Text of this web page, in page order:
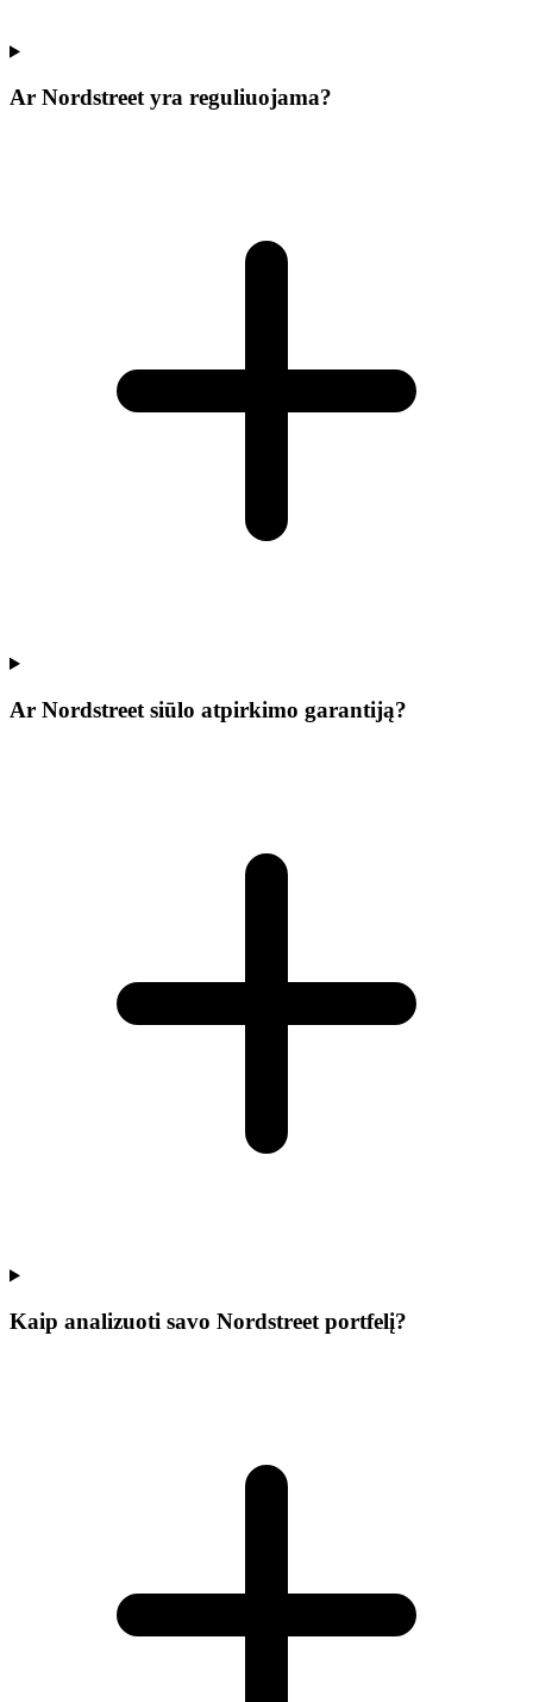
Ar Nordstreet yra reguliuojama?
Ar Nordstreet siūlo atpirkimo garantiją?
Kaip analizuoti savo Nordstreet portfelį?